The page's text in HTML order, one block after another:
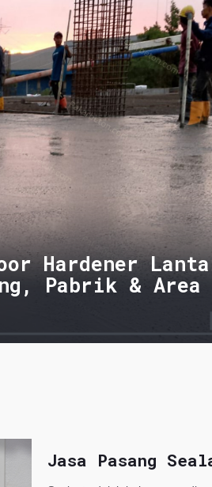
Hardener
Pabrik & Area
Jasa Pasang